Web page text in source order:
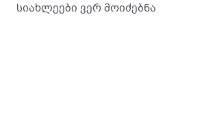
სიახლეები ვერ მოიძებნა